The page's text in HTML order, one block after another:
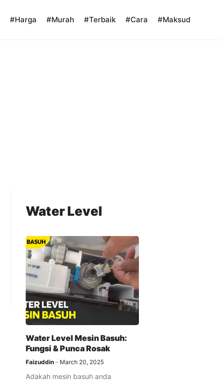
#Harga #Murah #Terbaik #Cara #Maksud
Water Level
Water Level Mesin Basuh​:
Fungsi & Punca Rosak
Faizuddin March 20, 2025
Adakah mesin basuh anda